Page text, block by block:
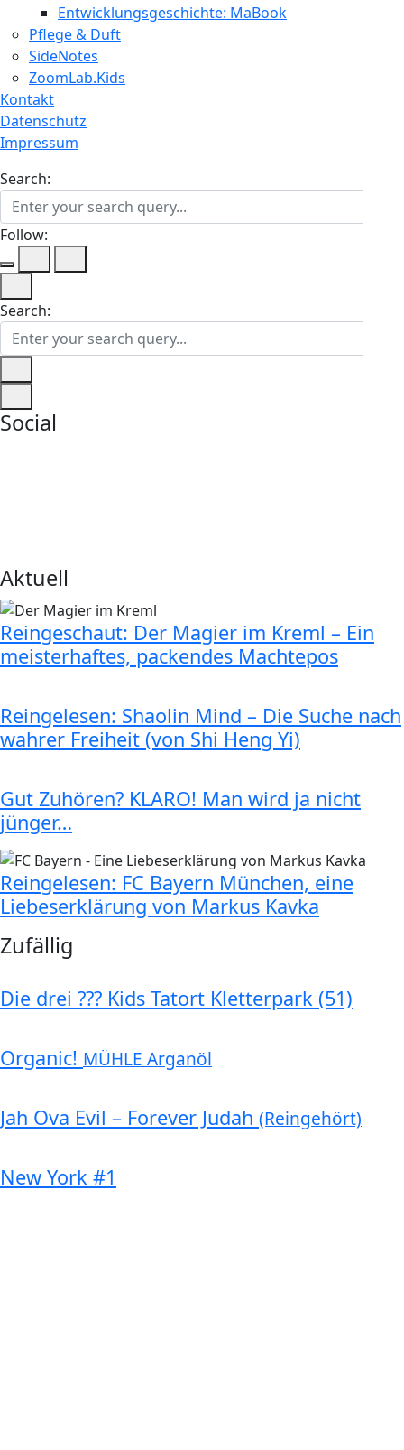
Entwicklungsgeschichte: MaBook
Pflege & Duft
SideNotes
ZoomLab.Kids
Kontakt
Datenschutz
Impressum
Search:
Follow:
Search:
Social
Aktuell
Reingeschaut: Der Magier im Kreml – Ein
meisterhaftes, packendes Machtepos
Reingelesen: Shaolin Mind – Die Suche nach
wahrer Freiheit (von Shi Heng Yi)
Gut Zuhören? KLARO! Man wird ja nicht
jünger…
Reingelesen: FC Bayern München, eine
Liebeserklärung von Markus Kavka
Zufällig
Die drei ??? Kids Tatort Kletterpark (51)
Organic! MÜHLE Arganöl
Jah Ova Evil – Forever Judah (Reingehört)
New York #1